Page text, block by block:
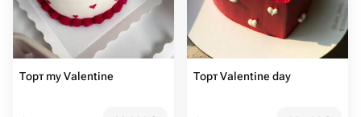
Торт my Valentine Торт Valentine day